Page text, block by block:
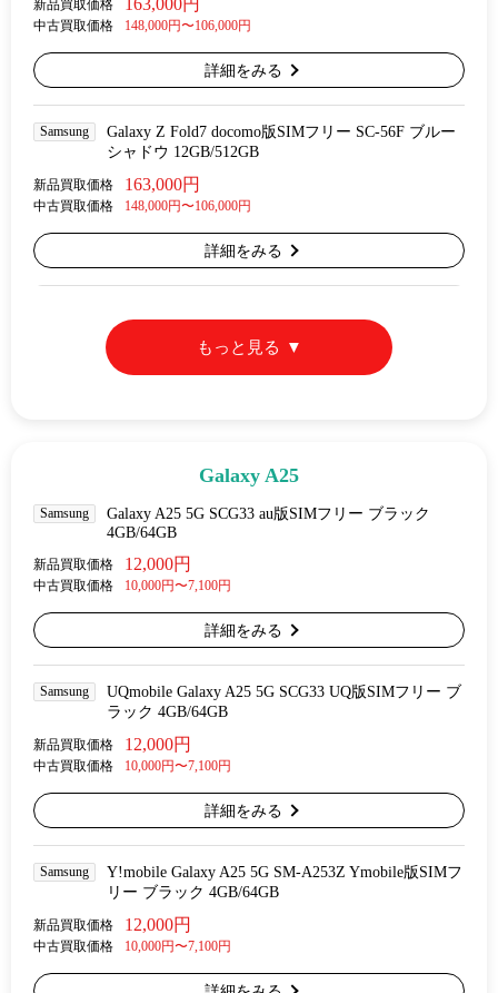
新品買取価格 163,000円
中古買取価格 148,000円〜106,000円
詳細をみる
Samsung
Galaxy Z Fold7 docomo版SIMフリー SC-56F ブルー
シャドウ 12GB/512GB
新品買取価格 163,000円
中古買取価格 148,000円〜106,000円
詳細をみる
もっと見る
Galaxy A25
Samsung
Galaxy A25 5G SCG33 au版SIMフリー ブラック
4GB/64GB
新品買取価格 12,000円
中古買取価格 10,000円〜7,100円
詳細をみる
Samsung
UQmobile Galaxy A25 5G SCG33 UQ版SIMフリー ブ
ラック 4GB/64GB
新品買取価格 12,000円
中古買取価格 10,000円〜7,100円
詳細をみる
Samsung
Y!mobile Galaxy A25 5G SM-A253Z Ymobile版SIMフ
リー ブラック 4GB/64GB
新品買取価格 12,000円
中古買取価格 10,000円〜7,100円